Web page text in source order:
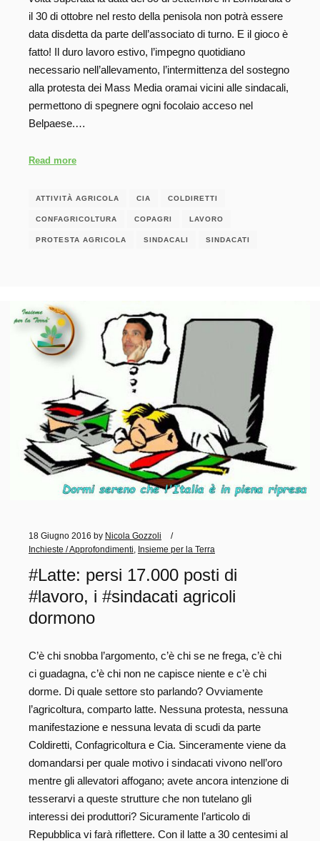
il 30 di ottobre nel resto della penisola non potrà essere
data disdetta da parte dell’associato di turno. E il gioco è
fatto! Il duro lavoro estivo, l’impegno quotidiano
necessario nell’allevamento, l’intermittenza del sostegno
alla protesta dei Mass Media oramai vicini alle sindacali,
permettono di spegnere ogni focolaio acceso nel
Belpaese.…
Read more
ATTIVITÀ AGRICOLA CIA COLDIRETTI
CONFAGRICOLTURA COPAGRI LAVORO
PROTESTA AGRICOLA SINDACALI SINDACATI
18 Giugno 2016 by Nicola Gozzoli
Inchieste / Approfondimenti
Insieme per la Terra
#Latte: persi 17.000 posti di
#lavoro, i #sindacati agricoli
dormono
C’è chi snobba l’argomento, c’è chi se ne frega, c’è chi
ci guadagna, c’è chi non ne capisce niente e c’è chi
dorme. Di quale settore sto parlando? Ovviamente
l’agricoltura, comparto latte. Nessuna protesta, nessuna
manifestazione e nessuna levata di scudi da parte
Coldiretti, Confagricoltura e Cia. Sinceramente viene da
domandarsi per quale motivo i sindacati vivono nell’oro
mentre gli allevatori affogano; avete ancora intenzione di
tesserarvi a queste strutture che non tutelano gli
interessi dei produttori? Sicuramente l’articolo di
Repubblica vi farà riflettere. Con il latte a 30 centesimi al